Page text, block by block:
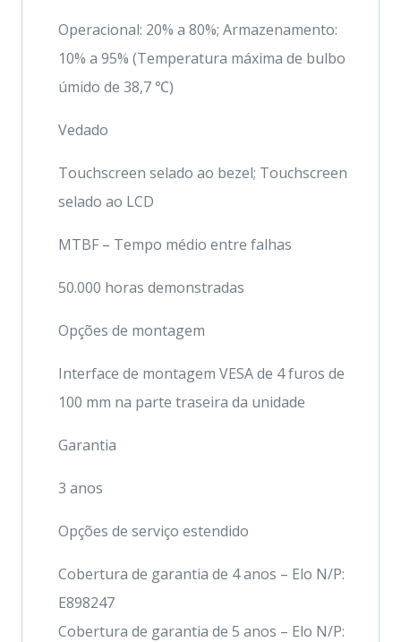
Operacional: 20% a 80%; Armazenamento:
10% a 95% (Temperatura máxima de bulbo
úmido de 38,7 ℃)
Vedado
Touchscreen selado ao bezel; Touchscreen
selado ao LCD
MTBF – Tempo médio entre falhas
50.000 horas demonstradas
Opções de montagem
Interface de montagem VESA de 4 furos de
100 mm na parte traseira da unidade
Garantia
3 anos
Opções de serviço estendido
Cobertura de garantia de 4 anos – Elo N/P:
E898247
Cobertura de garantia de 5 anos – Elo N/P: